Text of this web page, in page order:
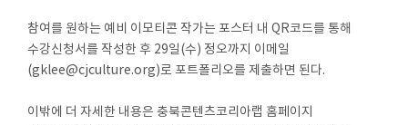
참여를 원하는 예비 이모티콘 작가는 포스터 내 QR코드를 통해
수강신청서를 작성한 후 29일(수) 정오까지 이메일
(gklee@cjculture.org)로 포트폴리오를 제출하면 된다.
이밖에 더 자세한 내용은 충북콘텐츠코리아랩 홈페이지